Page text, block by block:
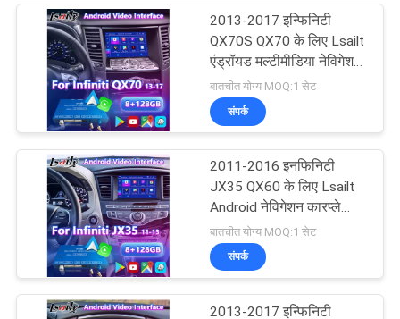
लेक्सस एंड्रॉइड स्क्रीन
32
कार मल्टीमीडिया स्क्रीन
2013-2017 इन्फिनिटी
QX70S QX70 के लिए Lsailt
एंड्रॉयड मल्टीमीडिया नेविगेशन
इंटरफ़ेस
बातचीत योग्य MOQ:1 सेट
संपर्क
2011-2016 इनफिनिटी
JX35 QX60 के लिए Lsailt
Android नेविगेशन कारप्ले
इंटरफ़ेस
बातचीत योग्य MOQ:1 सेट
संपर्क
2013-2017 इन्फिनिटी